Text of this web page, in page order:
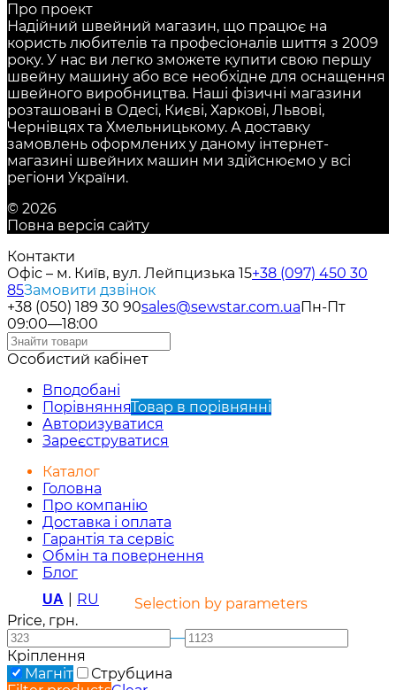
Про проект
Надійний швейний магазин, що працює на
користь любителів та професіоналів шиття з 2009
року. У нас ви легко зможете купити свою першу
швейну машину або все необхідне для оснащення
швейного виробництва. Наші фізичні магазини
розташовані в Одесі, Києві, Харкові, Львові,
Чернівцях та Хмельницькому. А доставку
замовлень оформлених у даному інтернет-
магазині швейних машин ми здійснюємо у всі
регіони України.
© 2026
Повна версія сайту
Контакти
Офіс – м. Київ, вул. Лейпцизька 15+38 (097) 450 30
85Замовити дзвінок
+38 (050) 189 30 90sales@sewstar.com.uaПн-Пт
09:00—18:00
Особистий кабінет
Вподобані
ПорівнянняТовар в порівнянні
Авторизуватися
Зареєструватися
Каталог
Головна
Про компанію
Доставка і оплата
Гарантія та сервіс
Обмін та повернення
Блог
UA RU
Selection by parameters
Price, грн.
—
Кріплення
Магніт
Струбцина